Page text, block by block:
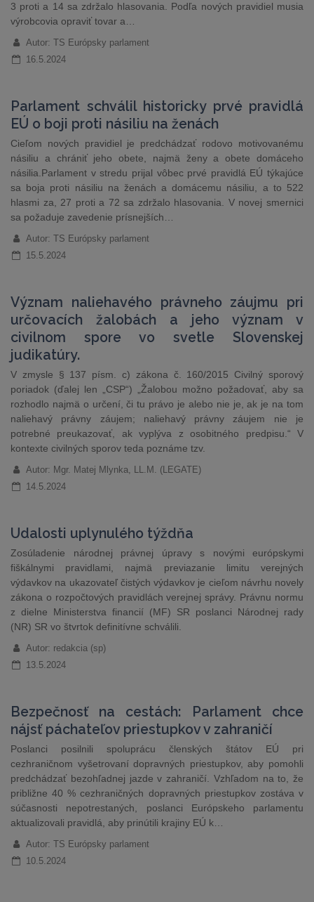
3 proti a 14 sa zdržalo hlasovania. Podľa nových pravidiel musia
výrobcovia opraviť tovar a…
Autor: TS Európsky parlament
16.5.2024
Parlament schválil historicky prvé pravidlá
EÚ o boji proti násiliu na ženách
Cieľom nových pravidiel je predchádzať rodovo motivovanému
násiliu a chrániť jeho obete, najmä ženy a obete domáceho
násilia.Parlament v stredu prijal vôbec prvé pravidlá EÚ týkajúce
sa boja proti násiliu na ženách a domácemu násiliu, a to 522
hlasmi za, 27 proti a 72 sa zdržalo hlasovania. V novej smernici
sa požaduje zavedenie prísnejších…
Autor: TS Európsky parlament
15.5.2024
Význam naliehavého právneho záujmu pri
určovacích žalobách a jeho význam v
civilnom spore vo svetle Slovenskej
judikatúry.
V zmysle § 137 písm. c) zákona č. 160/2015 Civilný sporový
poriadok (ďalej len „CSP“) „Žalobou možno požadovať, aby sa
rozhodlo najmä o určení, či tu právo je alebo nie je, ak je na tom
naliehavý právny záujem; naliehavý právny záujem nie je
potrebné preukazovať, ak vyplýva z osobitného predpisu.“ V
kontexte civilných sporov teda poznáme tzv.
Autor: Mgr. Matej Mlynka, LL.M. (LEGATE)
14.5.2024
Udalosti uplynulého týždňa
Zosúladenie národnej právnej úpravy s novými európskymi
fiškálnymi pravidlami, najmä previazanie limitu verejných
výdavkov na ukazovateľ čistých výdavkov je cieľom návrhu novely
zákona o rozpočtových pravidlách verejnej správy. Právnu normu
z dielne Ministerstva financií (MF) SR poslanci Národnej rady
(NR) SR vo štvrtok definitívne schválili.
Autor: redakcia (sp)
13.5.2024
Bezpečnosť na cestách: Parlament chce
nájsť páchateľov priestupkov v zahraničí
Poslanci posilnili spoluprácu členských štátov EÚ pri
cezhraničnom vyšetrovaní dopravných priestupkov, aby pomohli
predchádzať bezohľadnej jazde v zahraničí. Vzhľadom na to, že
približne 40 % cezhraničných dopravných priestupkov zostáva v
súčasnosti nepotrestaných, poslanci Európskeho parlamentu
aktualizovali pravidlá, aby prinútili krajiny EÚ k…
Autor: TS Európsky parlament
10.5.2024